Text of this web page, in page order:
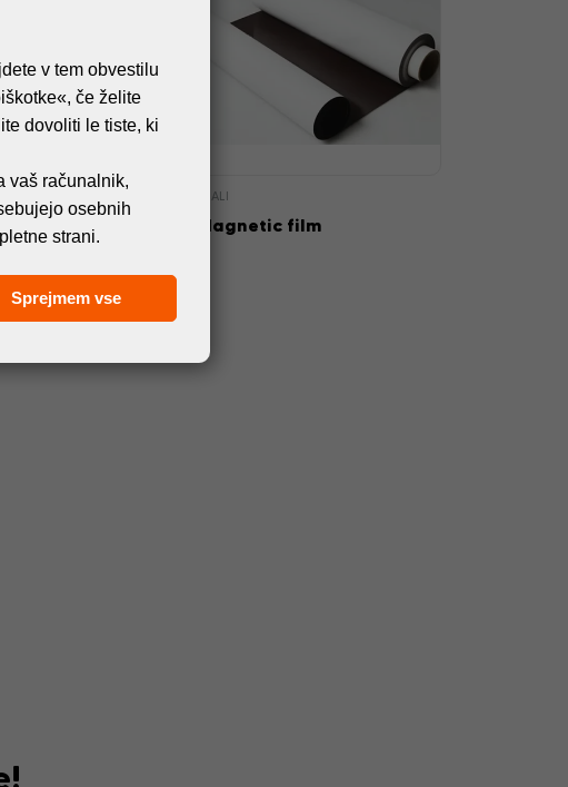
HoloMe
MATERIALI
FD Magnetic film
v tem obvestilu
če želite
dovoliti le tiste, ki
vaš računalnik,
osebnih
strani.
Sprejmem vse